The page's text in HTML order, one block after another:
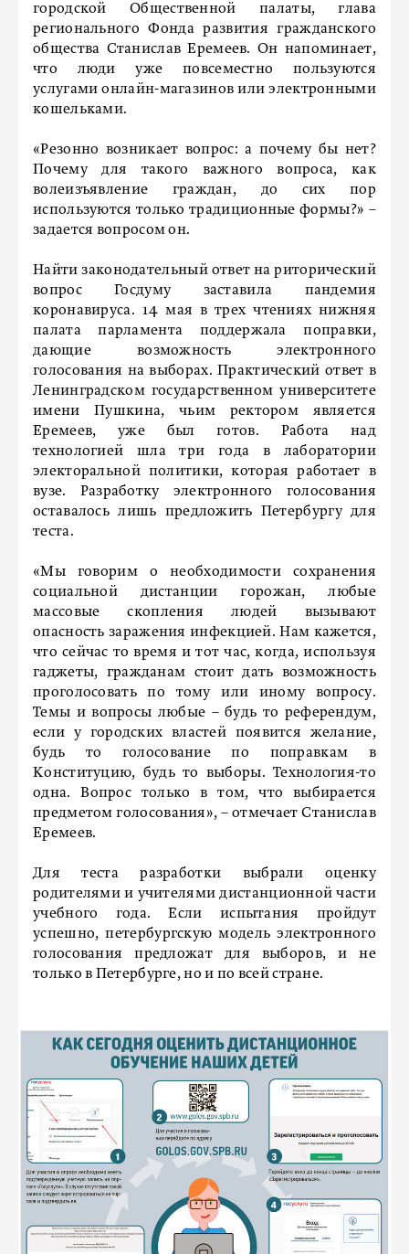
городской Общественной палаты, глава
регионального Фонда развития гражданского
общества Станислав Еремеев. Он напоминает,
что люди уже повсеместно пользуются
услугами онлайн-магазинов или электронными
кошельками.
«Резонно возникает вопрос: а почему бы нет?
Почему для такого важного вопроса, как
волеизъявление граждан, до сих пор
используются только традиционные формы?» –
задается вопросом он.
Найти законодательный ответ на риторический
вопрос Госдуму заставила пандемия
коронавируса. 14 мая в трех чтениях нижняя
палата парламента поддержала поправки,
дающие возможность электронного
голосования на выборах. Практический ответ в
Ленинградском государственном университете
имени Пушкина, чьим ректором является
Еремеев, уже был готов. Работа над
технологией шла три года в лаборатории
электоральной политики, которая работает в
вузе. Разработку электронного голосования
оставалось лишь предложить Петербургу для
теста.
«Мы говорим о необходимости сохранения
социальной дистанции горожан, любые
массовые скопления людей вызывают
опасность заражения инфекцией. Нам кажется,
что сейчас то время и тот час, когда, используя
гаджеты, гражданам стоит дать возможность
проголосовать по тому или иному вопросу.
Темы и вопросы любые – будь то референдум,
если у городских властей появится желание,
будь то голосование по поправкам в
Конституцию, будь то выборы. Технология-то
одна. Вопрос только в том, что выбирается
предметом голосования», – отмечает Станислав
Еремеев.
Для теста разработки выбрали оценку
родителями и учителями дистанционной части
учебного года. Если испытания пройдут
успешно, петербургскую модель электронного
голосования предложат для выборов, и не
только в Петербурге, но и по всей стране.